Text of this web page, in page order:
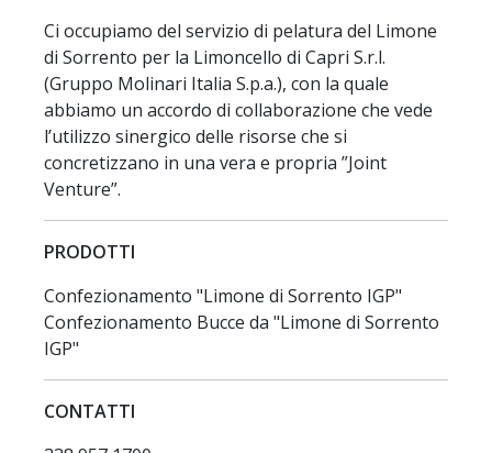
Ci occupiamo del servizio di pelatura del Limone
di Sorrento per la Limoncello di Capri S.r.l.
(Gruppo Molinari Italia S.p.a.), con la quale
abbiamo un accordo di collaborazione che vede
l’utilizzo sinergico delle risorse che si
concretizzano in una vera e propria ”Joint
Venture”.
PRODOTTI
Confezionamento "Limone di Sorrento IGP"
Confezionamento Bucce da "Limone di Sorrento
IGP"
CONTATTI